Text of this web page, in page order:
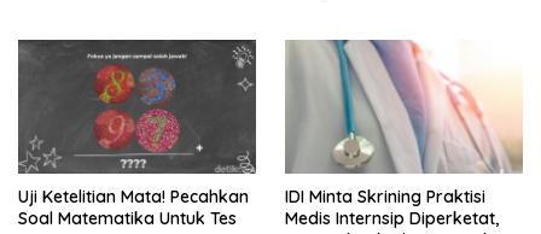
Uji Ketelitian Mata! Pecahkan
Soal Matematika Untuk Tes
IDI Minta Skrining Praktisi
Medis Internsip Diperketat,